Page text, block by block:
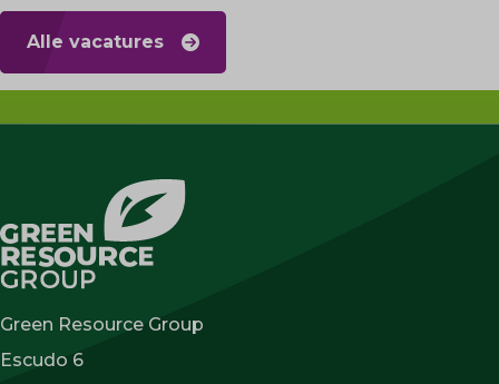
Alle vacatures
Green Resource Group
Escudo 6